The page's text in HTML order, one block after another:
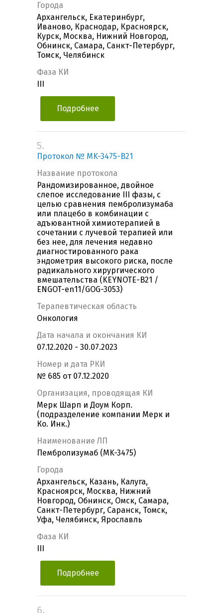
Города
Архангельск, Екатеринбург,
Иваново, Краснодар, Красноярск,
Курск, Москва, Нижний Новгород,
Обнинск, Самара, Санкт-Петербург,
Томск, Челябинск
Фаза КИ
Подробнее
5.
Протокол № MK-3475-B21
Название протокола
Рандомизированное, двойное
слепое исследование III фазы, с
целью сравнения пембролизумаба
или плацебо в комбинации с
адъювантной химиотерапией в
сочетании с лучевой терапией или
без нее, для лечения недавно
диагностированного рака
эндометрия высокого риска, после
радикального хирургического
вмешательства (KEYNOTE-B21 /
ENGOT-en11/GOG-3053)
Терапевтическая область
Онкология
Дата начала и окончания КИ
07.12.2020 - 30.07.2023
Номер и дата РКИ
№ 685 от 07.12.2020
Организация, проводящая КИ
Мерк Шарп и Доум Корп.
(подразделение компании Мерк и
Ко. Инк.)
Наименование ЛП
Пембролизумаб (MK-3475)
Города
Архангельск, Казань, Калуга,
Красноярск, Москва, Нижний
Новгород, Обнинск, Омск, Самара,
Санкт-Петербург, Саранск, Томск,
Уфа, Челябинск, Ярославль
Фаза КИ
Подробнее
6.